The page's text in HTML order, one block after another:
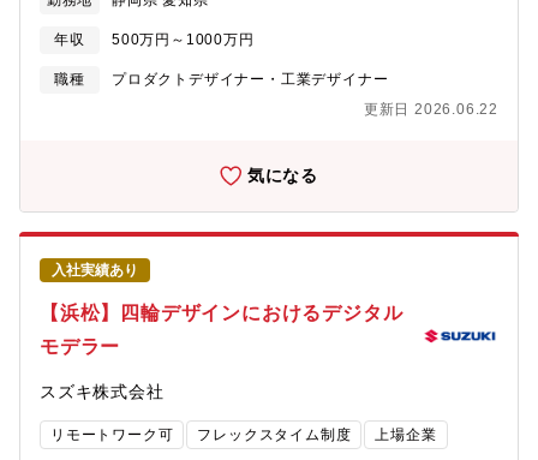
≫【役職】係長、将来的に管理職へとキャリアアップすることが
すが、会社の定める英語能力や素質などの条件が揃えば、キャリ
アアップは可能です。【キャリアプラン】スズキでは比較的に個
ても推奨しています。【環境】 基本は本社勤務ですが、希望によ
ナーとチームを形成しアイデア展開を行います。その際、デザイ
交渉、経営陣へのプレゼンテーションなどを通して製品開発に深
く関与し、世界中の方々にCMFデザインを通して価値ある製品を
届ける、デザイナーとしてものづくりの醍醐味を味わえる環境で
す。≪必須となるTOEICスコア・語学力水準≫・弊社デザイン部
では海外拠点としてイタリア、インドがあります。その現地デザ
イナーやモデラ―、または設計者とのコミュニケ―ションが必要
となります。≪求める人物像≫「素直な人。 チーム貢献できる
イプ制作（オープニング動画やマイクロアニメーション等）・
UI/UXデザイン（設計との交渉やサウンド提案、アンビエント照明
設定等含む）先行開発、及び量産車開発において、グラフィック
デザイナーとしてインテリアの各種表示機器のUI/UX開発を担当し
門との交渉、また承認用のプロトタイプモデル制作の指示等、一
からますますグローバルな成長を見込んだ中で、スズキのみで成
長したデザイナーでは持ちえない、外部からの視点を期待してい
ます。いわゆるタコツボにはまらないためにも、ご自身が経験し
た外部からの視点で活発な意見を求めています。≪部門のミッシ
ョン、ビジョン≫スズキの四輪デザイン部が目指している事は、
期待を超えるデザインです！それを称して「凸するデザイン」と
呼んでいます。お客様に「おっ、コレ！コレ！」と共感いただけ
るお客様の期待を超えた凸するデザインを発信していきたいと
日々考えています。≪配属部署≫・配属される部門名称 商品企
8:45~17:30・在宅勤務利用状況：業務によって調整可≪入社後の
教育体制/フォロー体制≫本社（浜松）四輪デザイン部インテリア
課GUIチームへ配属となります。入社後の導入教育やGUIデザイン
年収 500万円～1000万円
職種
プロダクトデザイナー・工業デザイナー
更新日 2026.06.22
気になる
入社実績あり
【浜松】四輪デザインにおけるデジタル
モデラー
スズキ株式会社
リモートワーク可 フレックスタイム制度 上場企業